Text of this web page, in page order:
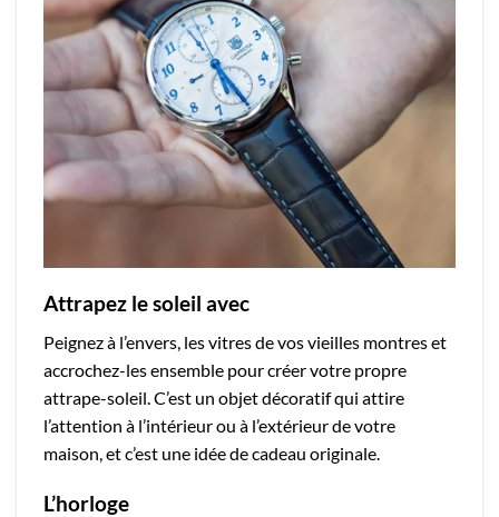
Attrapez le soleil avec
Peignez à l’envers, les vitres de vos vieilles montres et
accrochez-les ensemble pour créer votre propre
attrape-soleil. C’est un objet décoratif qui attire
l’attention à l’intérieur ou à l’extérieur de votre
maison, et c’est une idée de cadeau originale.
L’horloge